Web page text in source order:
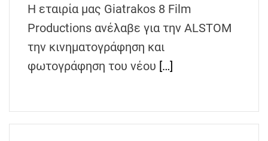
Η εταιρία μας Giatrakos 8 Film
Productions ανέλαβε για την ALSTOM
την κινηματογράφηση και
φωτογράφηση του νέου […]